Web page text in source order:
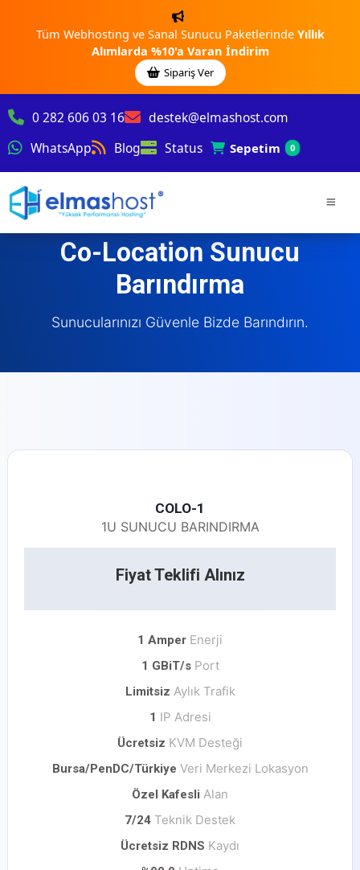
Tüm Webhosting ve Sanal Sunucu Paketlerinde Yıllık
Alımlarda %10'a Varan İndirim
Sipariş Ver
0 282 606 03 16
destek@elmashost.com
WhatsApp
Blog Status Sepetim 0
Co-Location Sunucu
Barındırma
Sunucularınızı Güvenle Bizde Barındırın.
COLO-1
1U SUNUCU BARINDIRMA
Fiyat Teklifi Alınız
1 Amper Enerji
1 GBiT/sPort
Limitsiz Aylık Trafik
1 IP Adresi
Ücretsiz KVM Desteği
Bursa/PenDC/Türkiye Veri Merkezi Lokasyon
Özel Kafesli Alan
7/24 Teknik Destek
Ücretsiz RDNS Kaydı